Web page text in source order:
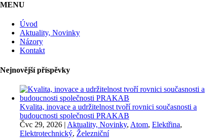
MENU
Úvod
Aktuality, Novinky
Názory
Kontakt
Nejnovější příspěvky
Kvalita, inovace a udržitelnost tvoří rovnici současnosti a
budoucnosti společnosti PRAKAB
Čvc 29, 2026 | Aktuality, Novinky, Atom, Elektřina,
Elektrotechnický, Železniční